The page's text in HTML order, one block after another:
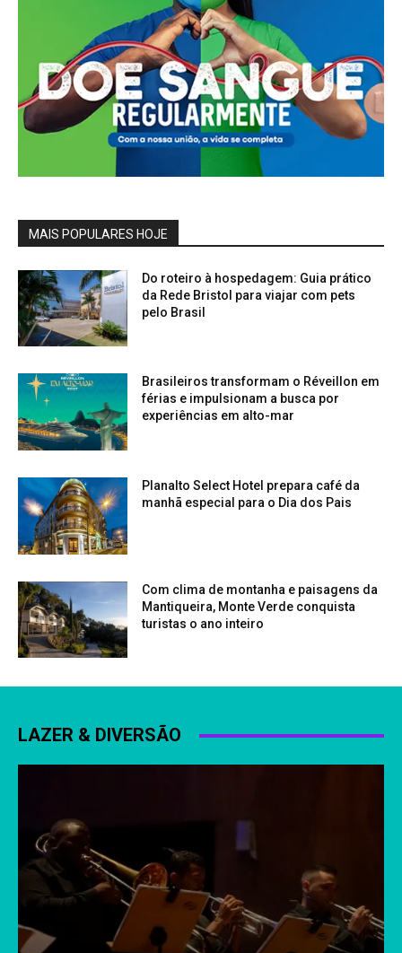
MAIS POPULARES HOJE
Do roteiro à hospedagem: Guia prático
da Rede Bristol para viajar com pets
pelo Brasil
Brasileiros transformam o Réveillon em
férias e impulsionam a busca por
experiências em alto-mar
Planalto Select Hotel prepara café da
manhã especial para o Dia dos Pais
Com clima de montanha e paisagens da
Mantiqueira, Monte Verde conquista
turistas o ano inteiro
LAZER & DIVERSÃO